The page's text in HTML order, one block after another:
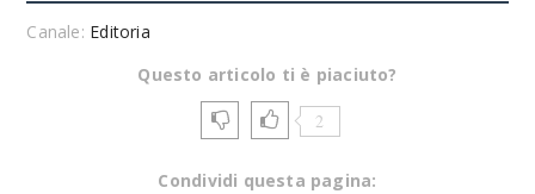
Canale: Editoria
Questo articolo ti è piaciuto?
2
Condividi questa pagina: